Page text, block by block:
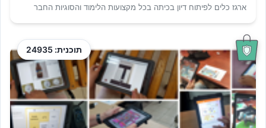
ארגז כלים לפיתוח דיון בכיתה בכל מקצועות הלימוד והסוגיות החבר
תוכנית: 24935